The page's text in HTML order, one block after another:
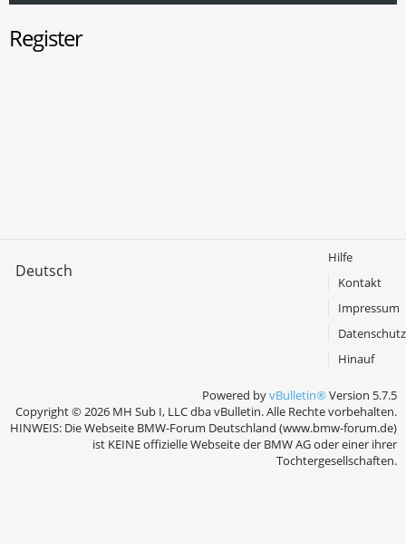
Register
Deutsch
Hilfe
Kontakt
Impressum
Datenschutz
Hinauf
Powered byvBulletin®Version 5.7.5
Copyright © 2026 MH Sub I, LLC dba vBulletin. Alle Rechte vorbehalten.
HINWEIS: Die Webseite BMW-Forum Deutschland (www.bmw-forum.de)
ist KEINE offizielle Webseite der BMW AG oder einer ihrer
Tochtergesellschaften.